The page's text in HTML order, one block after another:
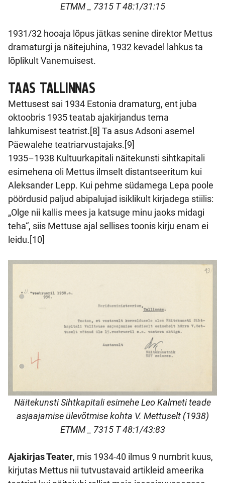
ETMM _ 7315 T 48:1/31:15
1931/32 hooaja lõpus jätkas senine direktor Mettus
dramaturgi ja näitejuhina, 1932 kevadel lahkus ta
lõplikult Vanemuisest.
TAAS TALLINNAS
Mettusest sai 1934 Estonia dramaturg, ent juba
oktoobris 1935 teatab ajakirjandus tema
lahkumisest teatrist.[8] Ta asus Adsoni asemel
Päewalehe teatriarvustajaks.[9]
1935–1938 Kultuurkapitali näitekunsti sihtkapitali
esimehena oli Mettus ilmselt distantseeritum kui
Aleksander Lepp. Kui pehme südamega Lepa poole
pöördusid paljud abipalujad isiklikult kirjadega stiilis:
„Olge nii kallis mees ja katsuge minu jaoks midagi
teha“, siis Mettuse ajal sellises toonis kirju enam ei
leidu.[10]
Näitekunsti Sihtkapitali esimehe Leo Kalmeti teade
asjaajamise ülevõtmise kohta V. Mettuselt (1938)
ETMM _ 7315 T 48:1/43:83
Ajakirjas Teater, mis 1934-40 ilmus 9 numbrit kuus,
kirjutas Mettus nii tutvustavaid artikleid ameerika